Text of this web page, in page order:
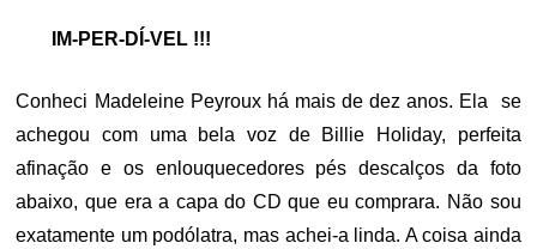
IM-PER-DÍ-VEL !!!
Conheci Madeleine Peyroux há mais de dez anos. Ela se
achegou com uma bela voz de Billie Holiday, perfeita
afinação e os enlouquecedores pés descalços da foto
abaixo, que era a capa do CD que eu comprara. Não sou
exatamente um podólatra, mas achei-a linda. A coisa ainda